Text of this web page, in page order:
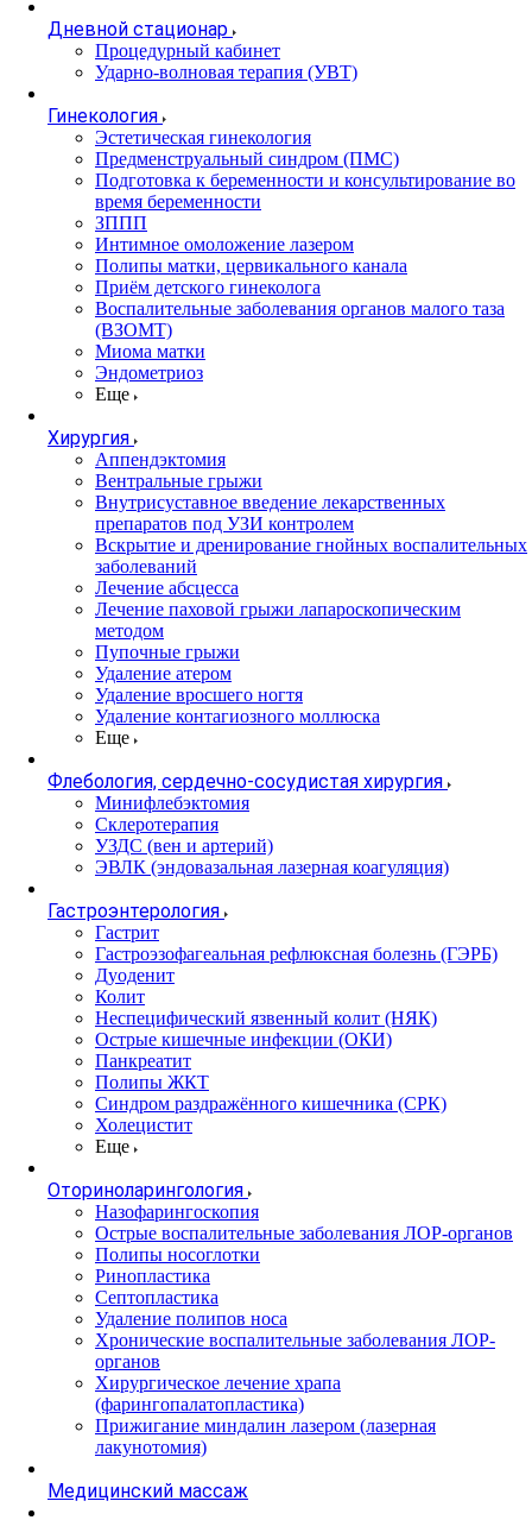
Дневной стационар
Процедурный кабинет
Ударно-волновая терапия (УВТ)
Гинекология
Эстетическая гинекология
Предменструальный синдром (ПМС)
Подготовка к беременности и консультирование во
время беременности
ЗППП
Интимное омоложение лазером
Полипы матки, цервикального канала
Приём детского гинеколога
Воспалительные заболевания органов малого таза
(ВЗОМТ)
Миома матки
Эндометриоз
Еще
Хирургия
Аппендэктомия
Вентральные грыжи
Внутрисуставное введение лекарственных
препаратов под УЗИ контролем
Вскрытие и дренирование гнойных воспалительных
заболеваний
Лечение абсцесса
Лечение паховой грыжи лапароскопическим
методом
Пупочные грыжи
Удаление атером
Удаление вросшего ногтя
Удаление контагиозного моллюска
Еще
Флебология, сердечно-сосудистая хирургия
Минифлебэктомия
Склеротерапия
УЗДС (вен и артерий)
ЭВЛК (эндовазальная лазерная коагуляция)
Гастроэнтерология
Гастрит
Гастроэзофагеальная рефлюксная болезнь (ГЭРБ)
Дуоденит
Колит
Неспецифический язвенный колит (НЯК)
Острые кишечные инфекции (ОКИ)
Панкреатит
Полипы ЖКТ
Синдром раздражённого кишечника (СРК)
Холецистит
Еще
Оториноларингология
Назофарингоскопия
Острые воспалительные заболевания ЛОР-органов
Полипы носоглотки
Ринопластика
Септопластика
Удаление полипов носа
Хронические воспалительные заболевания ЛОР-
органов
Хирургическое лечение храпа
(фарингопалатопластика)
Прижигание миндалин лазером (лазерная
лакунотомия)
Медицинский массаж